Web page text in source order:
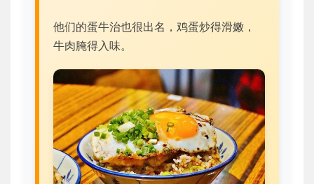
他们的蛋牛治也很出名，鸡蛋炒得滑嫩，
牛肉腌得入味。